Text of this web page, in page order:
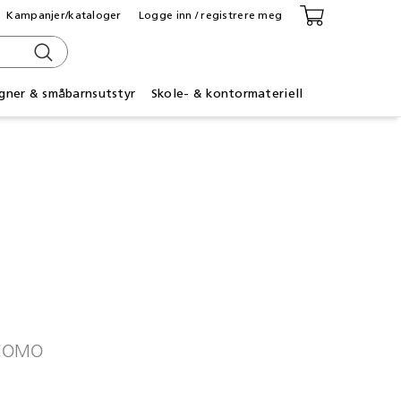
& småbarnsutstyr Skole- & kontormateriell
Kampanjer/kataloger Logge inn / registrere meg